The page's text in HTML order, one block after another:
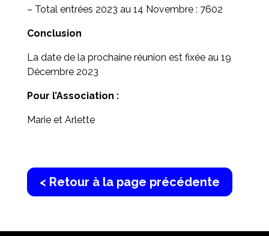
– Total entrées 2023 au 14 Novembre : 7602
Conclusion
La date de la prochaine réunion est fixée au 19
Décembre 2023
Pour l’Association :
Marie et Arlette
< Retour à la page précédente